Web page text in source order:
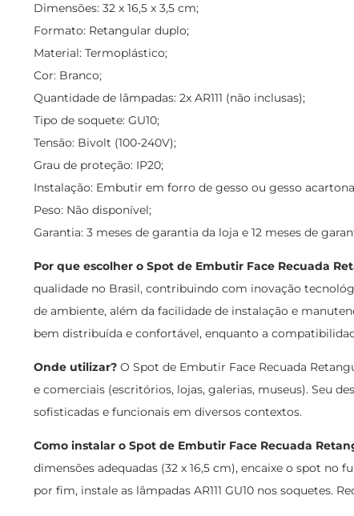
Dimensões: 32 x 16,5 x 3,5 cm;
Formato: Retangular duplo;
Material: Termoplástico;
Cor: Branco;
Quantidade de lâmpadas: 2x AR111 (não inclusas);
Tipo de soquete: GU10;
Tensão: Bivolt (100-240V);
Grau de proteção: IP20;
Instalação: Embutir em forro de gesso ou gesso
Peso: Não disponível;
Garantia: 3 meses de garantia da loja e 12 meses de
Por que escolher o Spot de Embutir Face Recuada
qualidade no Brasil, contribuindo com inovação
de ambiente, além da facilidade de instalação e
bem distribuída e confortável, enquanto a
Onde utilizar? O Spot de Embutir Face Recuada
e comerciais (escritórios, lojas, galerias, museus). Seu
sofisticadas e funcionais em diversos contextos.
Como instalar o Spot de Embutir Face Recuada
dimensões adequadas (32 x 16,5 cm), encaixe o spot no
por fim, instale as lâmpadas AR111 GU10 nos